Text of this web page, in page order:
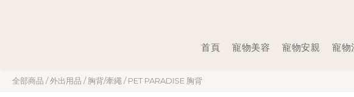
首頁 寵物美容 寵物安親 寵物
全部商品 /外出用品 /胸背/牽繩 /PET PARADISE 胸背